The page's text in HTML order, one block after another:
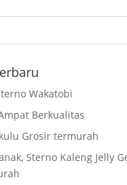
Wakatobi
Berkualitas
Grosir termurah
Sterno Kaleng Jelly